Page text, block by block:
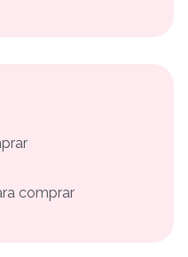
comprar